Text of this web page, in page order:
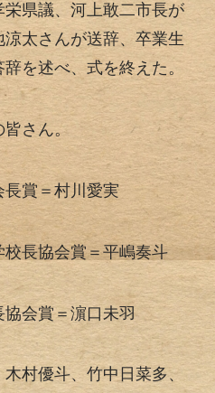
県議、河上敢二市長が
太さんが送辞、卒業生
を述べ、式を終えた。
さん。
賞＝村川愛実
長協会賞＝平嶋奏斗
会賞＝濵口未羽
村優斗、竹中日菜多、